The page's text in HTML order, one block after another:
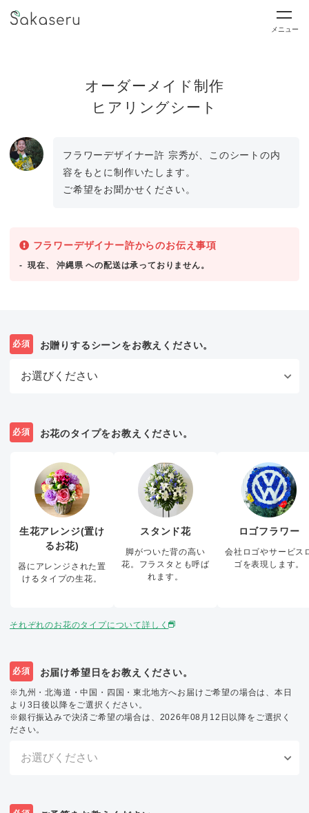
メニュー
オーダーメイド制作
ヒアリングシート
フラワーデザイナー許 宗秀が、このシートの内
容をもとに制作いたします。
ご希望をお聞かせください。
フラワーデザイナー許からのお伝え事項
現在、 沖縄県 への配送は承っておりません。
必須 お贈りするシーンをお教えください。
必須 お花のタイプをお教えください。
生花アレンジ(置け
るお花)
器にアレンジされた置
けるタイプの生花。
スタンド花
脚がついた背の高い
花。フラスタとも呼ば
れます。
ロゴフラワー
会社ロゴやサービス
ゴを表現します。
それぞれのお花のタイプについて詳しく
必須 お届け希望日をお教えください。
※九州・北海道・中国・四国・東北地方へお届けご希望の場合は、本日
より3日後以降をご選択ください。
※銀行振込みで決済ご希望の場合は、2026年08月12日以降をご選択く
ださい。